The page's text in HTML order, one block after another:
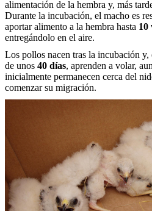
alimentación de la hembra y, más
Durante la incubación, el macho es
aportar alimento a la hembra hasta 10
entregándolo en el aire.
Los pollos nacen tras la incubación y,
de unos 40 días, aprenden a volar,
inicialmente permanecen cerca del
comenzar su migración.